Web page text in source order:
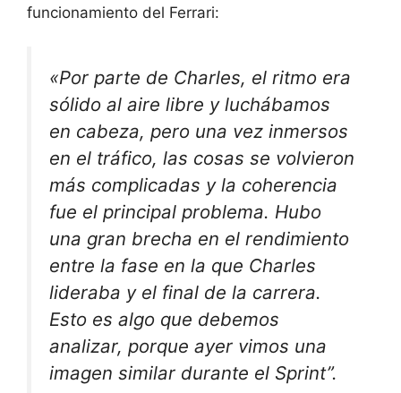
funcionamiento del Ferrari:
«Por parte de Charles, el ritmo era
sólido al aire libre y luchábamos
en cabeza, pero una vez inmersos
en el tráfico, las cosas se volvieron
más complicadas y la coherencia
fue el principal problema. Hubo
una gran brecha en el rendimiento
entre la fase en la que Charles
lideraba y el final de la carrera.
Esto es algo que debemos
analizar, porque ayer vimos una
imagen similar durante el Sprint”.